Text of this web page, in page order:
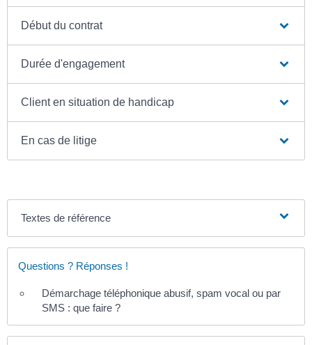
Début du contrat
Durée d'engagement
Client en situation de handicap
En cas de litige
Textes de référence
Questions ? Réponses !
Démarchage téléphonique abusif, spam vocal ou par
SMS : que faire ?